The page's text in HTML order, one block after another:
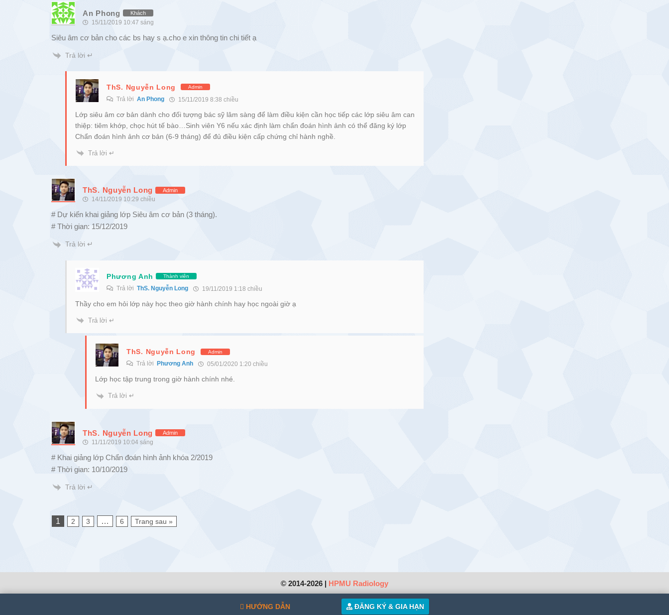
An Phong Khách
15/11/2019 10:47 sáng
Siêu âm cơ bản cho các bs hay s ạ.cho e xin thông tin chi tiết ạ
Trả lời ↵
ThS. Nguyễn Long Admin
Trả lời An Phong 15/11/2019 8:38 chiều
Lớp siêu âm cơ bản dành cho đối tượng bác sỹ lâm sàng để làm điều kiện cần học tiếp các lớp siêu âm can
thiệp: tiêm khớp, chọc hút tế bào…Sinh viên Y6 nếu xác định làm chẩn đoán hình ảnh có thể đăng ký lớp
Chẩn đoán hình ảnh cơ bản (6-9 tháng) để đủ điều kiện cấp chứng chỉ hành nghề.
Trả lời ↵
ThS. Nguyễn Long Admin
14/11/2019 10:29 chiều
# Dự kiến khai giảng lớp Siêu âm cơ bản (3 tháng).
# Thời gian: 15/12/2019
Trả lời ↵
Phương Anh Thành viên
Trả lời ThS. Nguyễn Long 19/11/2019 1:18 chiều
Thầy cho em hỏi lớp này học theo giờ hành chính hay học ngoài giờ ạ
Trả lời ↵
ThS. Nguyễn Long Admin
Trả lời Phương Anh 05/01/2020 1:20 chiều
Lớp học tập trung trong giờ hành chính nhé.
Trả lời ↵
ThS. Nguyễn Long Admin
11/11/2019 10:04 sáng
# Khai giảng lớp Chẩn đoán hình ảnh khóa 2/2019
# Thời gian: 10/10/2019
Trả lời ↵
1 2 3 … 6 Trang sau »
© 2014-2026 | HPMU Radiology
HƯỚNG DẪN ĐĂNG KÝ & GIA HẠN